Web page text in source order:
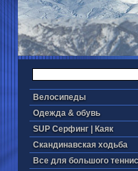
Велосипеды
Одежда & обувь
SUP Серфинг | Каяк
Скандинавская ходьба
Все для большого